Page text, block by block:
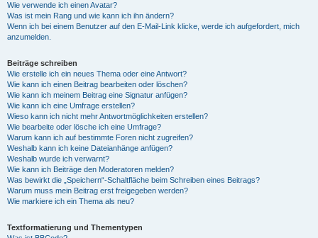
Wie verwende ich einen Avatar?
Was ist mein Rang und wie kann ich ihn ändern?
Wenn ich bei einem Benutzer auf den E-Mail-Link klicke, werde ich aufgefordert, mich
anzumelden.
Beiträge schreiben
Wie erstelle ich ein neues Thema oder eine Antwort?
Wie kann ich einen Beitrag bearbeiten oder löschen?
Wie kann ich meinem Beitrag eine Signatur anfügen?
Wie kann ich eine Umfrage erstellen?
Wieso kann ich nicht mehr Antwortmöglichkeiten erstellen?
Wie bearbeite oder lösche ich eine Umfrage?
Warum kann ich auf bestimmte Foren nicht zugreifen?
Weshalb kann ich keine Dateianhänge anfügen?
Weshalb wurde ich verwarnt?
Wie kann ich Beiträge den Moderatoren melden?
Was bewirkt die „Speichern“-Schaltfläche beim Schreiben eines Beitrags?
Warum muss mein Beitrag erst freigegeben werden?
Wie markiere ich ein Thema als neu?
Textformatierung und Thementypen